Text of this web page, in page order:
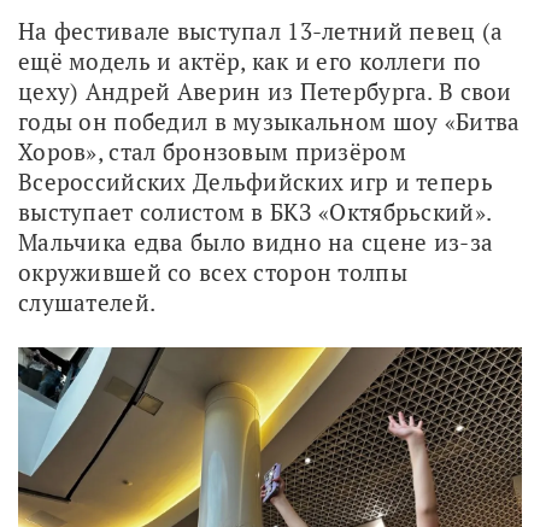
На фестивале выступал 13-летний певец (а
ещё модель и актёр, как и его коллеги по
цеху) Андрей Аверин из Петербурга. В свои
годы он победил в музыкальном шоу «Битва
Хоров», стал бронзовым призёром
Всероссийских Дельфийских игр и теперь
выступает солистом в БКЗ «Октябрьский».
Мальчика едва было видно на сцене из-за
окружившей со всех сторон толпы
слушателей.